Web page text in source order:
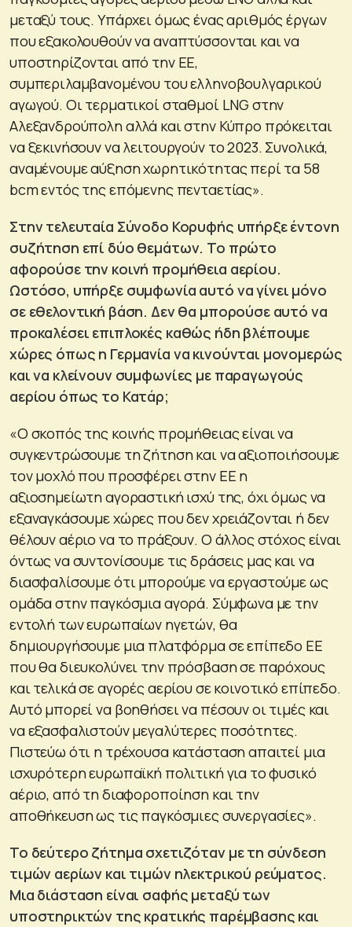
μεταξύ τους. Υπάρχει όμως ένας αριθμός έργων
που εξακολουθούν να αναπτύσσονται και να
υποστηρίζονται από την ΕΕ,
συμπεριλαμβανομένου του ελληνοβουλγαρικού
αγωγού. Οι τερματικοί σταθμοί LNG στην
Αλεξανδρούπολη αλλά και στην Κύπρο πρόκειται
να ξεκινήσουν να λειτουργούν το 2023. Συνολικά,
αναμένουμε αύξηση χωρητικότητας περί τα 58
bcm εντός της επόμενης πενταετίας».
Στην τελευταία Σύνοδο Κορυφής υπήρξε έντονη
συζήτηση επί δύο θεμάτων. Το πρώτο
αφορούσε την κοινή προμήθεια αερίου.
Ωστόσο, υπήρξε συμφωνία αυτό να γίνει μόνο
σε εθελοντική βάση. Δεν θα μπορούσε αυτό να
προκαλέσει επιπλοκές καθώς ήδη βλέπουμε
χώρες όπως η Γερμανία να κινούνται μονομερώς
και να κλείνουν συμφωνίες με παραγωγούς
αερίου όπως το Κατάρ;
«Ο σκοπός της κοινής προμήθειας είναι να
συγκεντρώσουμε τη ζήτηση και να αξιοποιήσουμε
τον μοχλό που προσφέρει στην ΕΕ η
αξιοσημείωτη αγοραστική ισχύ της, όχι όμως να
εξαναγκάσουμε χώρες που δεν χρειάζονται ή δεν
θέλουν αέριο να το πράξουν. Ο άλλος στόχος είναι
όντως να συντονίσουμε τις δράσεις μας και να
διασφαλίσουμε ότι μπορούμε να εργαστούμε ως
ομάδα στην παγκόσμια αγορά. Σύμφωνα με την
εντολή των ευρωπαίων ηγετών, θα
δημιουργήσουμε μια πλατφόρμα σε επίπεδο ΕΕ
που θα διευκολύνει την πρόσβαση σε παρόχους
και τελικά σε αγορές αερίου σε κοινοτικό επίπεδο.
Αυτό μπορεί να βοηθήσει να πέσουν οι τιμές και
να εξασφαλιστούν μεγαλύτερες ποσότητες.
Πιστεύω ότι η τρέχουσα κατάσταση απαιτεί μια
ισχυρότερη ευρωπαϊκή πολιτική για το φυσικό
αέριο, από τη διαφοροποίηση και την
αποθήκευση ως τις παγκόσμιες συνεργασίες».
Το δεύτερο ζήτημα σχετιζόταν με τη σύνδεση
τιμών αερίων και τιμών ηλεκτρικού ρεύματος.
Μια διάσταση είναι σαφής μεταξύ των
υποστηρικτών της κρατικής παρέμβασης και